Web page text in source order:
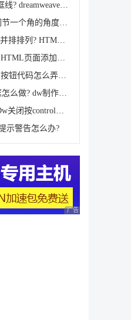
dw怎么给鱼片添加边框线? dreamweaver图片添加边框的
HTML怎么角度代码调节一个角的角度? dw调节一个角的角
DW2017图片文字怎么并排排列? HTML图片/文字并排排列
dw有序列表ol怎么用? HTML页面添加有序列表ol的教程
banner图片上添加左右按钮代码怎么弄? HTML制作banner
html用代码制作虚线框怎么做? dw制作虚线圆圈的技巧
Dw怎么撤销组合键? Dw关闭按control组合键显示新建文
示警告怎么办?
广告 商业广告，理性